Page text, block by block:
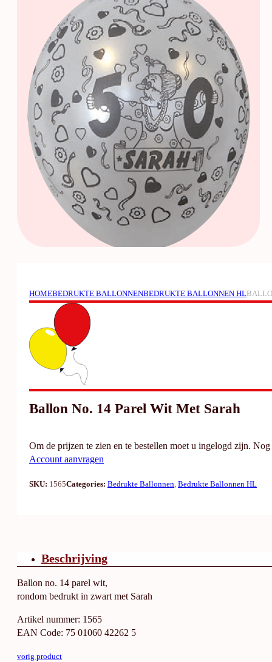
HOMEBEDRUKTE BALLONNENBEDRUKTE BALLONNEN HL
Ballon No. 14 Parel Wit Met Sarah
Om de prijzen te zien en te bestellen moet u ingelogd zijn. Nog
Account aanvragen
SKU: 1565Categories: Bedrukte Ballonnen Bedrukte Ballonnen HL
Beschrijving
Ballon no. 14 parel wit,
rondom bedrukt in zwart met Sarah
Artikel nummer: 1565
EAN Code: 75 01060 42262 5
vorig product